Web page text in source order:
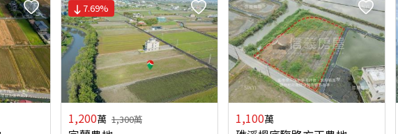
7.69%
1,200萬 1,300萬 1,100萬